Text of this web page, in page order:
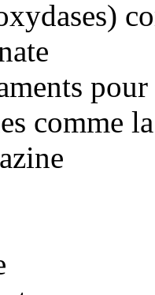
comme